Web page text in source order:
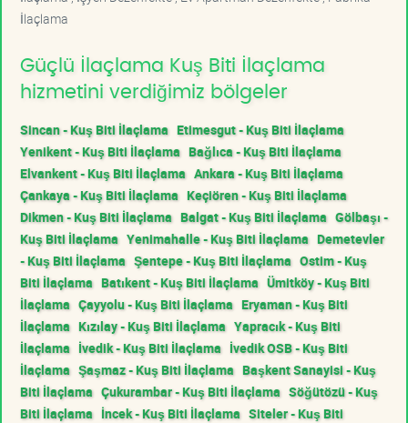
İlaçlama
Güçlü İlaçlama Kuş Biti İlaçlama
hizmetini verdiğimiz bölgeler
Sincan - Kuş Biti İlaçlama Etimesgut - Kuş Biti İlaçlama
Yenikent - Kuş Biti İlaçlama Bağlıca - Kuş Biti İlaçlama
Elvankent - Kuş Biti İlaçlama Ankara - Kuş Biti İlaçlama
Çankaya - Kuş Biti İlaçlama Keçiören - Kuş Biti İlaçlama
Dikmen - Kuş Biti İlaçlama Balgat - Kuş Biti İlaçlama Gölbaşı -
Kuş Biti İlaçlama Yenimahalle - Kuş Biti İlaçlama Demetevler
- Kuş Biti İlaçlama Şentepe - Kuş Biti İlaçlama Ostim - Kuş
Biti İlaçlama Batıkent - Kuş Biti İlaçlama Ümitköy - Kuş Biti
İlaçlama Çayyolu - Kuş Biti İlaçlama Eryaman - Kuş Biti
İlaçlama Kızılay - Kuş Biti İlaçlama Yapracık - Kuş Biti
İlaçlama İvedik - Kuş Biti İlaçlama İvedik OSB - Kuş Biti
İlaçlama Şaşmaz - Kuş Biti İlaçlama Başkent Sanayisi - Kuş
Biti İlaçlama Çukurambar - Kuş Biti İlaçlama Söğütözü - Kuş
Biti İlaçlama İncek - Kuş Biti İlaçlama Siteler - Kuş Biti